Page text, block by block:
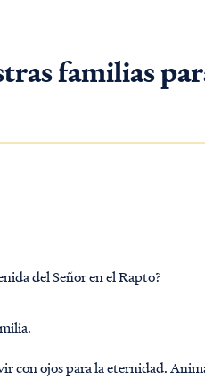
familias
del Señor en el Rapto?
con ojos para la eternidad.